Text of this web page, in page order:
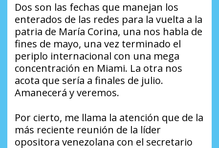
Dos son las fechas que manejan los
enterados de las redes para la vuelta a la
patria de María Corina, una nos habla de
fines de mayo, una vez terminado el
periplo internacional con una mega
concentración en Miami. La otra nos
acota que sería a finales de julio.
Amanecerá y veremos.
Por cierto, me llama la atención que de la
más reciente reunión de la líder
opositora venezolana con el secretario